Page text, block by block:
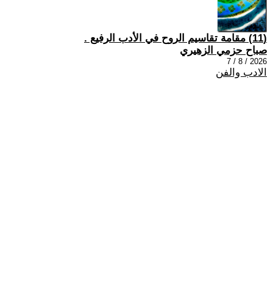
(11) مقامة تقاسيم الروح في الأدب الرفيع .
صباح حزمي الزهيري
2026 / 8 / 7
الادب والفن